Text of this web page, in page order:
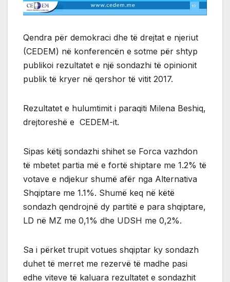
Qendra për demokraci dhe të drejtat e njeriut
(CEDEM) në konferencën e sotme për shtyp
publikoi rezultatet e një sondazhi të opinionit
publik të kryer në qershor të vitit 2017.
Rezultatet e hulumtimit i paraqiti Milena Beshiq,
drejtoreshë e CEDEM-it.
Sipas këtij sondazhi shihet se Forca vazhdon
të mbetet partia më e fortë shiptare me 1.2% të
votave e ndjekur shumë afër nga Alternativa
Shqiptare me 1.1%. Shumë keq në këtë
sondazh qendrojnë dy partitë e para shqiptare,
LD në MZ me 0,1% dhe UDSH me 0,2%.
Sa i përket trupit votues shqiptar ky sondazh
duhet të merret me rezervë të madhe pasi
edhe viteve të kaluara rezultatet e sondazhit